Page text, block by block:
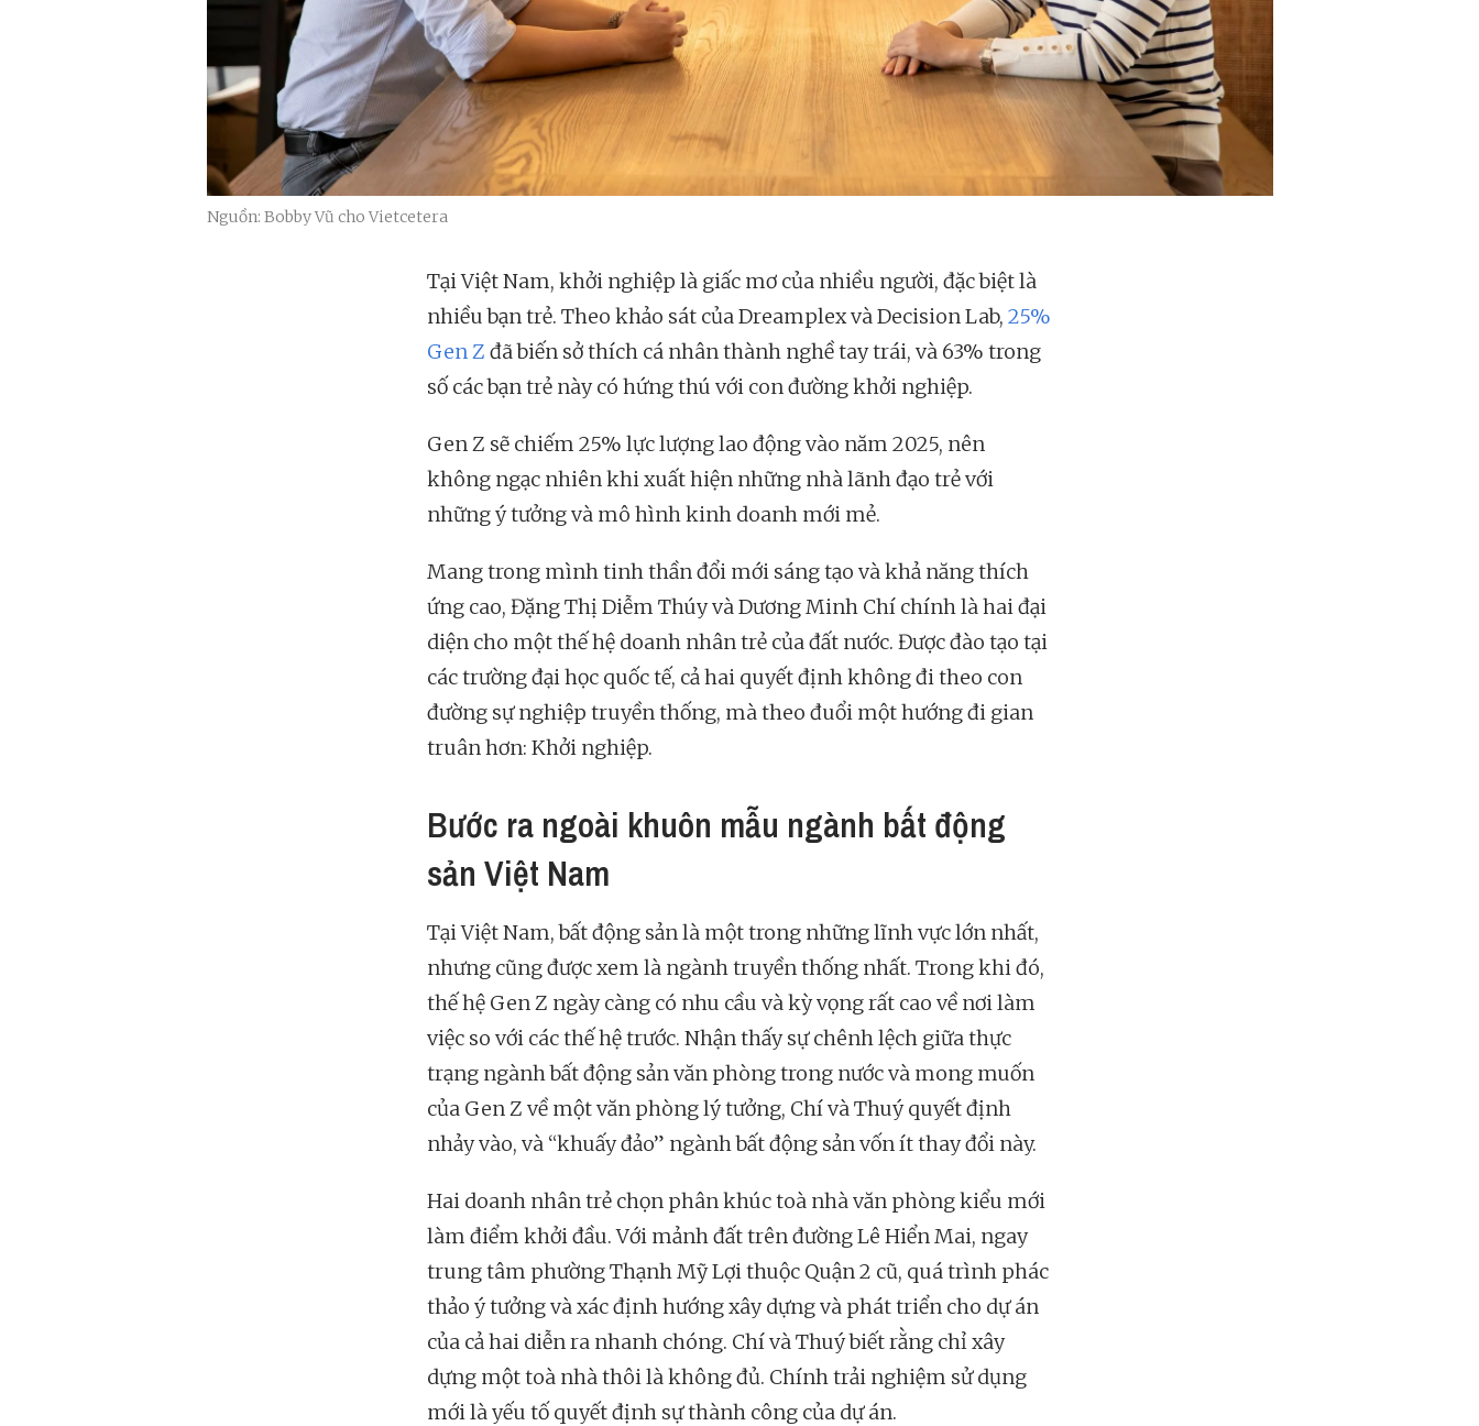
Nguồn: Bobby Vũ cho Vietcetera
Tại Việt Nam, khởi nghiệp là giấc mơ của nhiều người, đặc biệt là
nhiều bạn trẻ. Theo khảo sát của Dreamplex và Decision Lab, 25%
Gen Z đã biến sở thích cá nhân thành nghề tay trái, và 63% trong
số các bạn trẻ này có hứng thú với con đường khởi nghiệp.
Gen Z sẽ chiếm 25% lực lượng lao động vào năm 2025, nên
không ngạc nhiên khi xuất hiện những nhà lãnh đạo trẻ với
những ý tưởng và mô hình kinh doanh mới mẻ.
Mang trong mình tinh thần đổi mới sáng tạo và khả năng thích
ứng cao, Đặng Thị Diễm Thúy và Dương Minh Chí chính là hai đại
diện cho một thế hệ doanh nhân trẻ của đất nước. Được đào tạo tại
các trường đại học quốc tế, cả hai quyết định không đi theo con
đường sự nghiệp truyền thống, mà theo đuổi một hướng đi gian
truân hơn: Khởi nghiệp.
Bước ra ngoài khuôn mẫu ngành bất động
sản Việt Nam
Tại Việt Nam, bất động sản là một trong những lĩnh vực lớn nhất,
nhưng cũng được xem là ngành truyền thống nhất. Trong khi đó,
thế hệ Gen Z ngày càng có nhu cầu và kỳ vọng rất cao về nơi làm
việc so với các thế hệ trước. Nhận thấy sự chênh lệch giữa thực
trạng ngành bất động sản văn phòng trong nước và mong muốn
của Gen Z về một văn phòng lý tưởng, Chí và Thuý quyết định
nhảy vào, và “khuấy đảo” ngành bất động sản vốn ít thay đổi này.
Hai doanh nhân trẻ chọn phân khúc toà nhà văn phòng kiểu mới
làm điểm khởi đầu. Với mảnh đất trên đường Lê Hiển Mai, ngay
trung tâm phường Thạnh Mỹ Lợi thuộc Quận 2 cũ, quá trình phác
thảo ý tưởng và xác định hướng xây dựng và phát triển cho dự án
của cả hai diễn ra nhanh chóng. Chí và Thuý biết rằng chỉ xây
dựng một toà nhà thôi là không đủ. Chính trải nghiệm sử dụng
mới là yếu tố quyết định sự thành công của dự án.